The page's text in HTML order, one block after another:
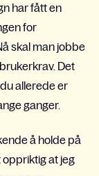
har fått en
for
skal man jobbe
Det
allerede er
ganger.
å holde på
at jeg